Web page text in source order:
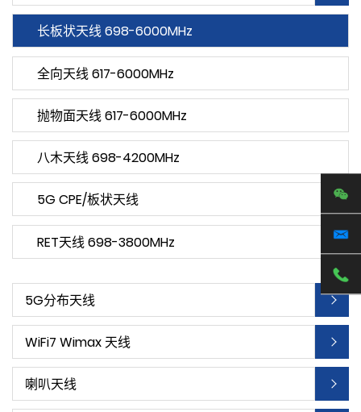
长板状天线 698-6000MHz
全向天线 617-6000MHz
抛物面天线 617-6000MHz
八木天线 698-4200MHz
5G CPE/板状天线
RET天线 698-3800MHz
5G分布天线
WiFi7 Wimax 天线
喇叭天线